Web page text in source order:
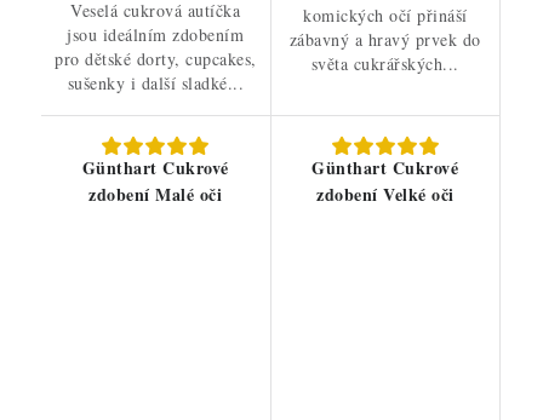
Veselá cukrová autíčka
jsou ideálním zdobením
pro dětské dorty, cupcakes,
sušenky i další sladké...
komických očí přináší
zábavný a hravý prvek do
světa cukrářských...
Günthart Cukrové
zdobení Malé oči
Günthart Cukrové
zdobení Velké oči